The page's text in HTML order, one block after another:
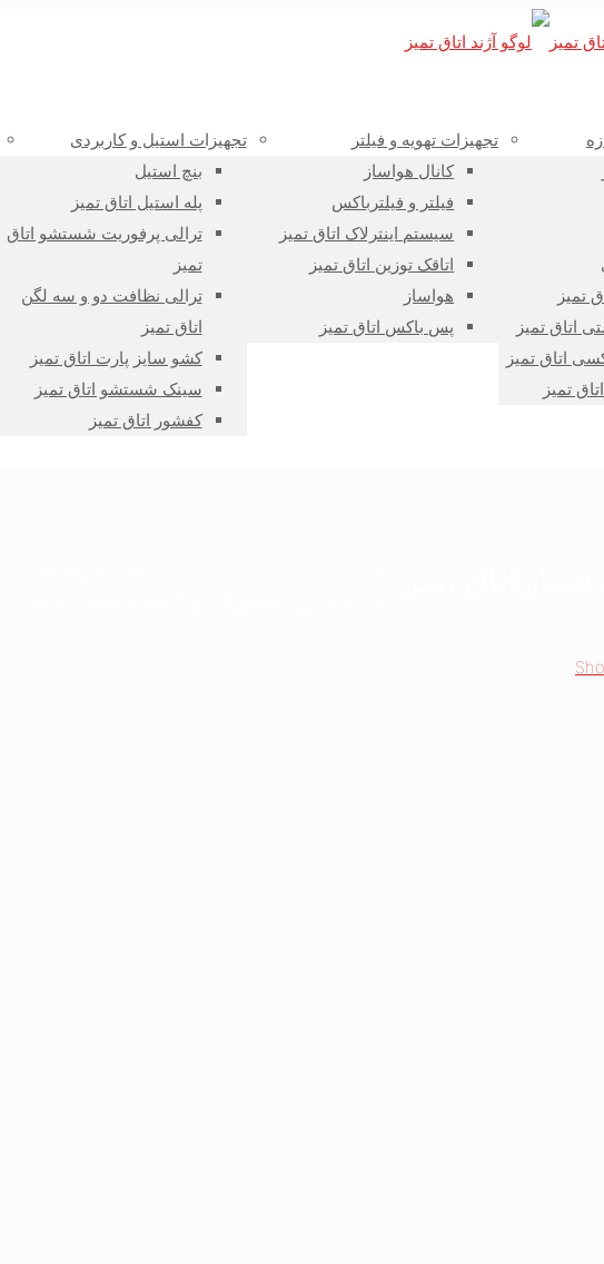
تمیز
اتاق تمیز
اتاق تمیز
تجهیزات تهویه و فیلتر
کانال هواساز
فیلتر و فیلترباکس
سیستم اینترلاک اتاق تمیز
اتاقک توزین اتاق تمیز
هواساز
پس باکس اتاق تمیز
تجهیزات استیل و کاربردی
بنچ استیل
پله استیل اتاق تمیز
ترالی پرفوریت شستشو اتاق
تمیز
ترالی نظافت دو و سه لگن
اتاق تمیز
کشو سایز پارت اتاق تمیز
سینک شستشو اتاق تمیز
کفشور اتاق تمیز